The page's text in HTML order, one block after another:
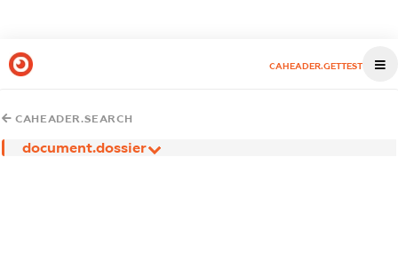
CAHEADER.GETTEST
CAHEADER.SEARCH
document.dossier